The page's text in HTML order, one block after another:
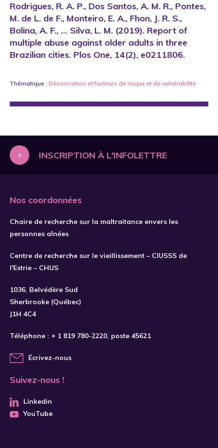
Rodrigues, R. A. P., Dos Santos, A. M. R., Pontes,
M. de L. de F., Monteiro, E. A., Fhon, J. R. S.,
Bolina, A. F., … Silva, L. M. (2019). Report of
multiple abuse against older adults in three
Brazilian cities. Plos One, 14(2), e0211806.
Thématique : Dénonciation etfacteurs de risque et de vulnérabilité
+ INSCRIPTION À L'INFOLETTRE
Nos coordonnées
Chaire de recherche sur la maltraitance envers les
personnes aînées
Centre de recherche sur le vieillissement – CIUSSS de
l'Estrie – CHUS
1036, Belvédère Sud
Sherbrooke (Québec)
J1H 4C4
Téléphone : + 1 819 780-2220, poste 45621
Écrivez-nous
Suivez-nous !
Linkedin
YouTube